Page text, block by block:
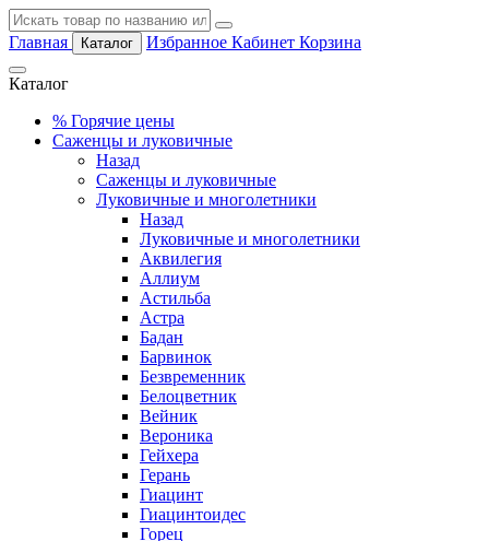
Главная Каталог Избранное Кабинет Корзина
Каталог
% Горячие цены
Саженцы и луковичные
Назад
Саженцы и луковичные
Луковичные и многолетники
Назад
Луковичные и многолетники
Аквилегия
Аллиум
Астильба
Астра
Бадан
Барвинок
Безвременник
Белоцветник
Вейник
Вероника
Гейхера
Герань
Гиацинт
Гиацинтоидес
Горец